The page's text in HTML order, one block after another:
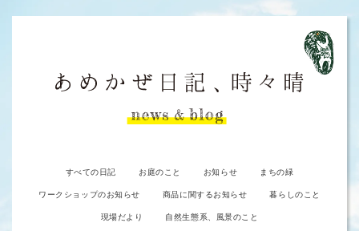
すべての日記 お庭のこと お知らせ まちの緑
ワークショップのお知らせ 商品に関するお知らせ 暮らしのこと
現場だより 自然生態系、風景のこと